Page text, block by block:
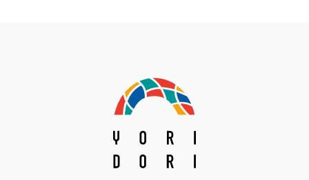
たことがある場合など、当社が不適当と判断した
時は、その会員登録を承認しない場合がありま
であることが判明した場合は、ただちに承認を